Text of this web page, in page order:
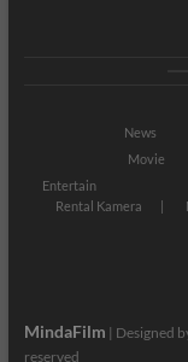
News
Movie
Entertain
Rental Kamera
MindaFilm | Designed
reserved